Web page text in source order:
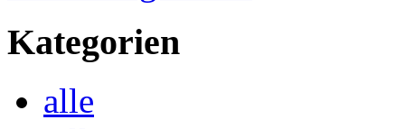
Kategorien
alle